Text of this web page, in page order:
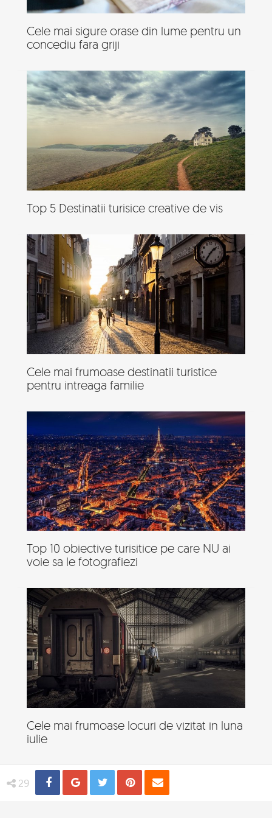
29 Share Distribuie
Tweet Pin
Cele mai sigure orase din lume pentru un
concediu fara griji
Top 5 Destinatii turisice creative de vis
Cele mai frumoase destinatii turistice
pentru intreaga familie
Top 10 obiective turisitice pe care NU ai
voie sa le fotografiezi
Cele mai frumoase locuri de vizitat in luna
iulie